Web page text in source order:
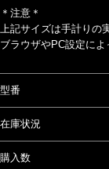
＊注意＊
上記サイズは手計りの
ブラウザやPC設定によ
型番
在庫状況
購入数